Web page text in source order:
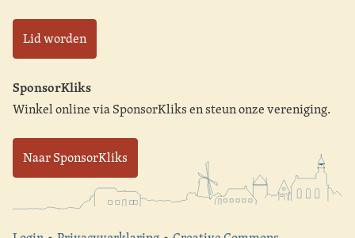
Lid worden
SponsorKliks
Winkel online via SponsorKliks en steun onze vereniging.
Naar SponsorKliks